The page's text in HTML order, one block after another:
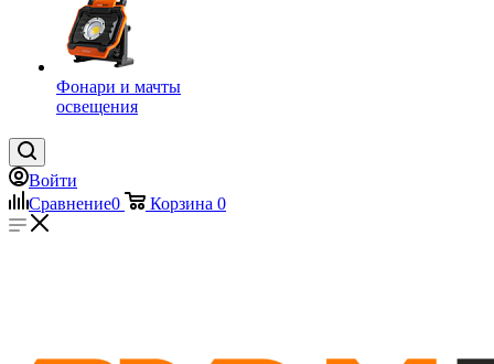
Фонари и мачты
освещения
Войти
Сравнение0 Корзина 0